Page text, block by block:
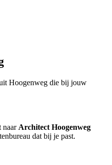
Hoogenweg die bij jouw
naar Architect Hoogenweg
dat bij je past.